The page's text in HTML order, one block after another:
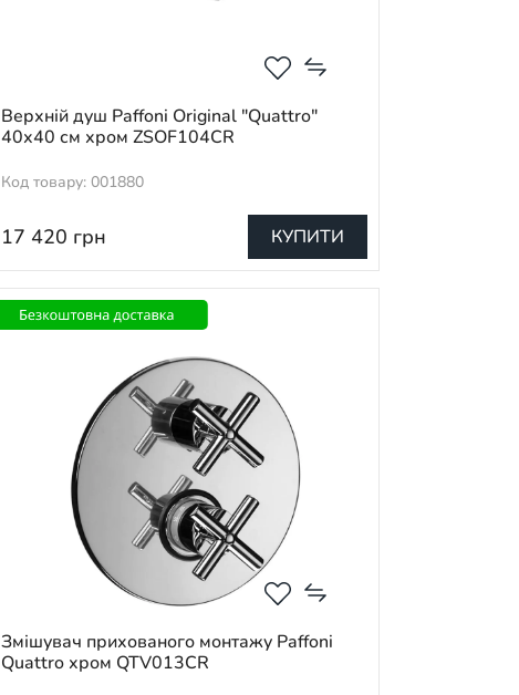
Верхній душ Paffoni Original "Quattro"
40х40 см хром ZSOF104CR
Код товару: 001880
17 420 грн КУПИТИ
Змішувач прихованого монтажу Paffoni
Quattro хром QTV013CR